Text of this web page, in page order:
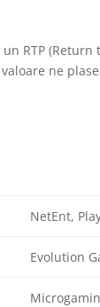
RTP (Return
ne
NetEnt,
Evolution